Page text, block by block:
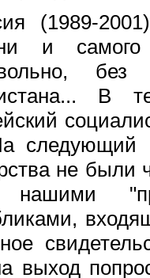
(1989-
и самого
В
следующий
не
выход